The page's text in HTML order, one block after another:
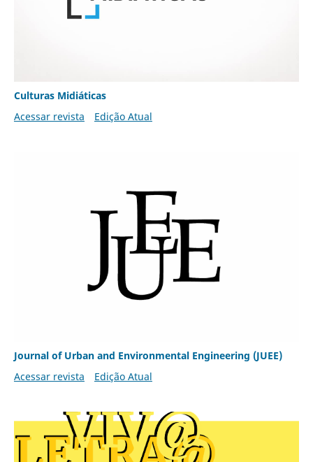
Culturas Midiáticas
Acessar revista
Edição Atual
Journal of Urban and Environmental Engineering (JUEE)
Acessar revista
Edição Atual